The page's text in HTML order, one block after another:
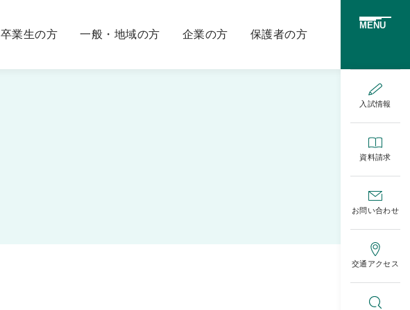
卒業生の方 一般・地域の方 企業の方 保護者の方
MENU
入試情報
資料請求
お問い合わせ
交通アクセス